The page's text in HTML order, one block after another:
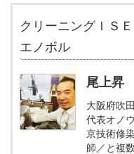
クリーニングＩＳ
エノボル
尾上昇
大阪府吹
代表オノ
京技術修
師／と複